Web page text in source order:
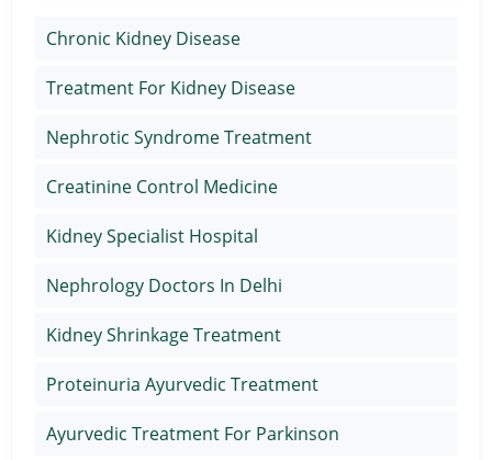
Chronic Kidney Disease
Treatment For Kidney Disease
Nephrotic Syndrome Treatment
Creatinine Control Medicine
Kidney Specialist Hospital
Nephrology Doctors In Delhi
Kidney Shrinkage Treatment
Proteinuria Ayurvedic Treatment
Ayurvedic Treatment For Parkinson